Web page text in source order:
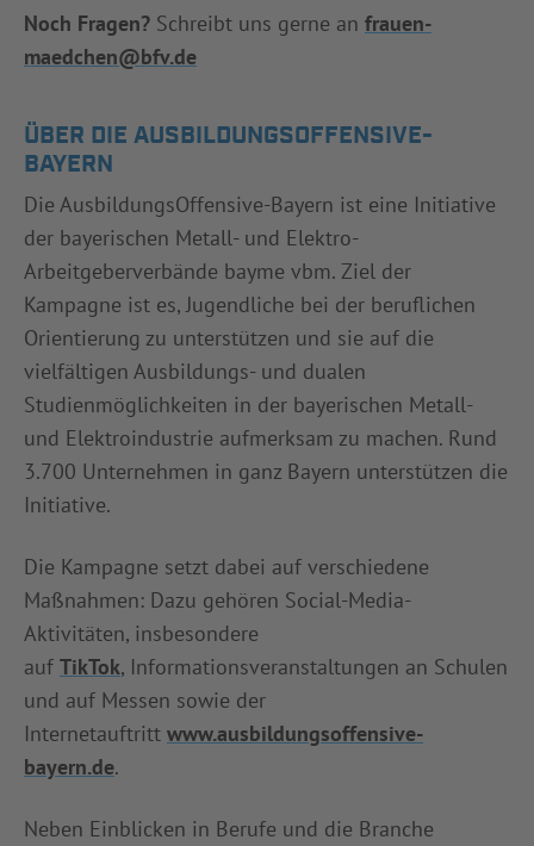
Noch Fragen? Schreibt uns gerne an frauen-
maedchen@bfv.de
ÜBER DIE AUSBILDUNGSOFFENSIVE-
BAYERN
Die AusbildungsOffensive-Bayern ist eine Initiative
der bayerischen Metall- und Elektro-
Arbeitgeberverbände bayme vbm. Ziel der
Kampagne ist es, Jugendliche bei der beruflichen
Orientierung zu unterstützen und sie auf die
vielfältigen Ausbildungs- und dualen
Studienmöglichkeiten in der bayerischen Metall-
und Elektroindustrie aufmerksam zu machen. Rund
3.700 Unternehmen in ganz Bayern unterstützen die
Initiative.
Die Kampagne setzt dabei auf verschiedene
Maßnahmen: Dazu gehören Social-Media-
Aktivitäten, insbesondere
auf TikTok, Informationsveranstaltungen an Schulen
und auf Messen sowie der
Internetauftritt www.ausbildungsoffensive-
bayern.de.
Neben Einblicken in Berufe und die Branche